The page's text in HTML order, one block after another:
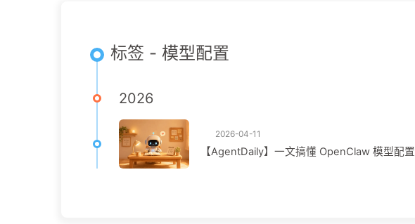
标签 - 模型配置
2026
2026-04-11
【AgentDaily】一文搞懂 OpenClaw 模型配置